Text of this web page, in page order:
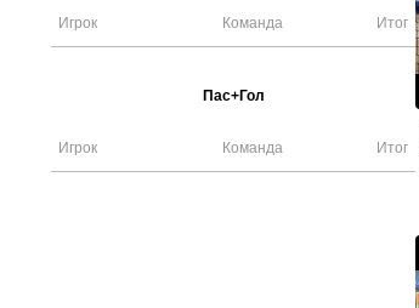
Игрок Команда Итог
Пас+Гол
Игрок Команда Итог